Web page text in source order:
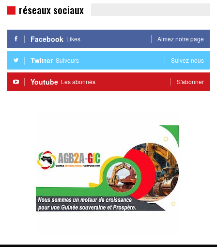
réseaux sociaux
Facebook Likes Aimez notre page
Twitter Suiveurs Suivez-nous
Youtube Les abonnés S'abonner